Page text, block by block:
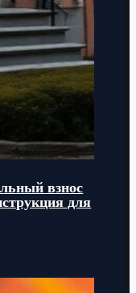
взнос
для